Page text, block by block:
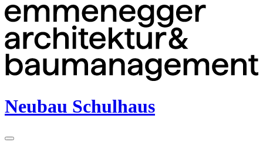
Neubau Schulhaus